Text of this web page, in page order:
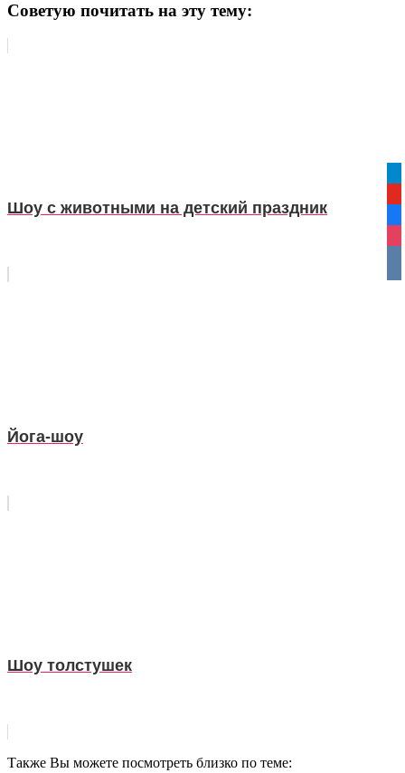
Советую почитать на эту тему:
Шоу с животными на детский праздник
Йога-шоу
Шоу толстушек
Также Вы можете посмотреть близко по теме: